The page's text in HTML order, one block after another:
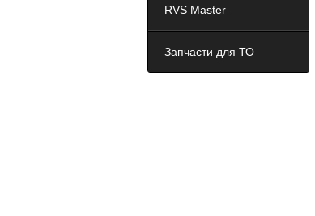
RVS Master
Запчасти для ТО